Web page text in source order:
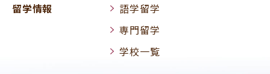
留学情報
語学留学
専門留学
学校一覧